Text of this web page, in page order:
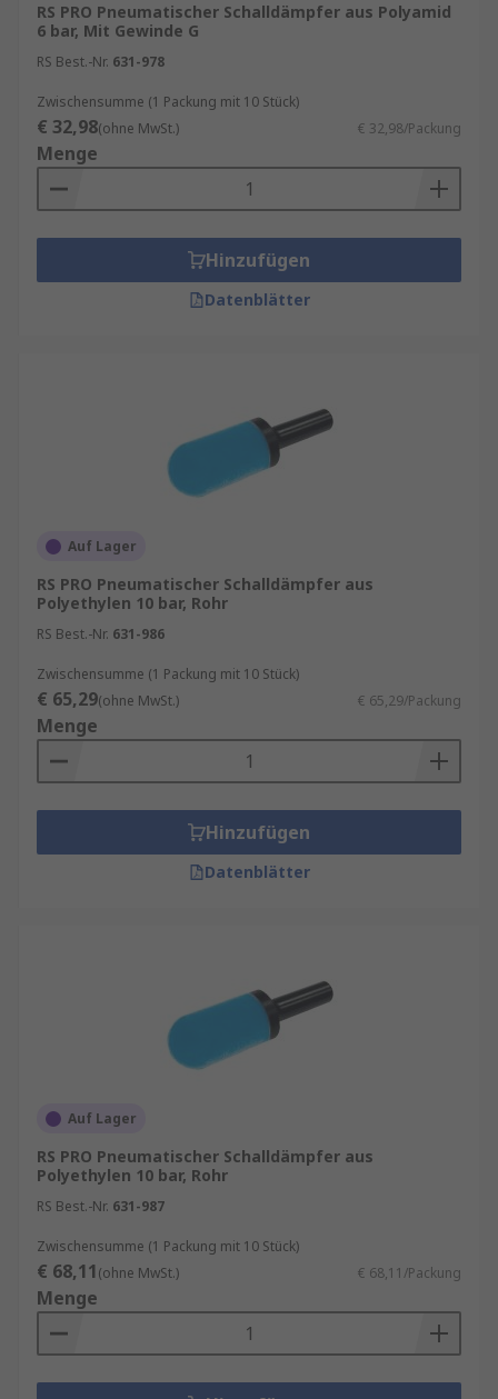
RS PRO Pneumatischer Schalldämpfer aus Polyamid
6 bar, Mit Gewinde G
RS Best.-Nr. 631-978
Zwischensumme (1 Packung mit 10 Stück)
€ 32,98(ohne MwSt.) € 32,98/Packung
Menge
Hinzufügen
Datenblätter
Auf Lager
RS PRO Pneumatischer Schalldämpfer aus
Polyethylen 10 bar, Rohr
RS Best.-Nr. 631-986
Zwischensumme (1 Packung mit 10 Stück)
€ 65,29(ohne MwSt.) € 65,29/Packung
Menge
Hinzufügen
Datenblätter
Auf Lager
RS PRO Pneumatischer Schalldämpfer aus
Polyethylen 10 bar, Rohr
RS Best.-Nr. 631-987
Zwischensumme (1 Packung mit 10 Stück)
€ 68,11(ohne MwSt.) € 68,11/Packung
Menge